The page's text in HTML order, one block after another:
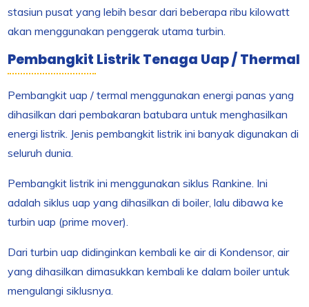
stasiun pusat yang lebih besar dari beberapa ribu kilowatt
akan menggunakan penggerak utama turbin.
Pembangkit Listrik Tenaga Uap / Thermal
Pembangkit uap / termal menggunakan energi panas yang
dihasilkan dari pembakaran batubara untuk menghasilkan
energi listrik. Jenis pembangkit listrik ini banyak digunakan di
seluruh dunia.
Pembangkit listrik ini menggunakan siklus Rankine. Ini
adalah siklus uap yang dihasilkan di boiler, lalu dibawa ke
turbin uap (prime mover).
Dari turbin uap didinginkan kembali ke air di Kondensor, air
yang dihasilkan dimasukkan kembali ke dalam boiler untuk
mengulangi siklusnya.